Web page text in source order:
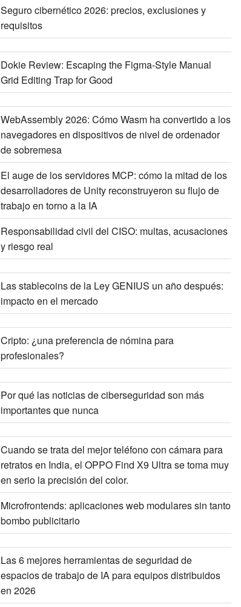
Seguro cibernético 2026: precios, exclusiones y
requisitos
Dokie Review: Escaping the Figma-Style Manual
Grid Editing Trap for Good
WebAssembly 2026: Cómo Wasm ha convertido a los
navegadores en dispositivos de nivel de ordenador
de sobremesa
El auge de los servidores MCP: cómo la mitad de los
desarrolladores de Unity reconstruyeron su flujo de
trabajo en torno a la IA
Responsabilidad civil del CISO: multas, acusaciones
y riesgo real
Las stablecoins de la Ley GENIUS un año después:
impacto en el mercado
Cripto: ¿una preferencia de nómina para
profesionales?
Por qué las noticias de ciberseguridad son más
importantes que nunca
Cuando se trata del mejor teléfono con cámara para
retratos en India, el OPPO Find X9 Ultra se toma muy
en serio la precisión del color.
Microfrontends: aplicaciones web modulares sin tanto
bombo publicitario
Las 6 mejores herramientas de seguridad de
espacios de trabajo de IA para equipos distribuidos
en 2026